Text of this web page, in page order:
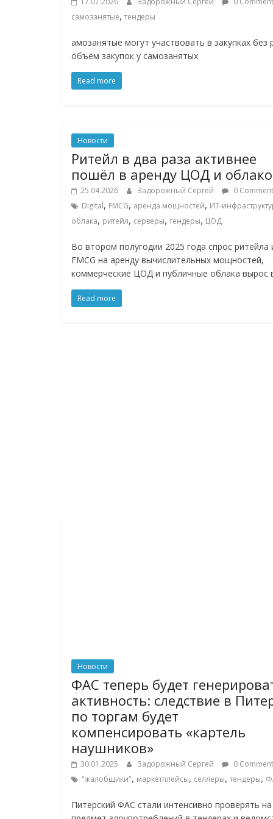
Нам
важно,
знать
Сеть
обсудить
эти
изменения
читателем.
самозанятые, тендеры
амозанятые могут участвовать в закупках
объём закупок у самозанятых
Read more
Новости
Ритейл в два раза активнее
пошёл в аренду ЦОД и
25.04.2026 Задорожный Сергей
0
Digital, FMCG, аренда мощностей, ИТ-
облака, ритейл, серверы, тендеры, ЦОД
Во втором полугодии 2025 года спрос ритейла
FMCG на аренду вычислительных мощностей,
коммерческие ЦОД и публичные облака вырос
Read more
Новости
ФАС теперь будет
активность: следствие в
по торгам будет
компенсировать «картель
наушников»
30.01.2025 Задорожный Сергей
0
"жалобщики", маркетплейсы, селлеры, тендеры,
Питерский ФАС стали интенсивно проверять на